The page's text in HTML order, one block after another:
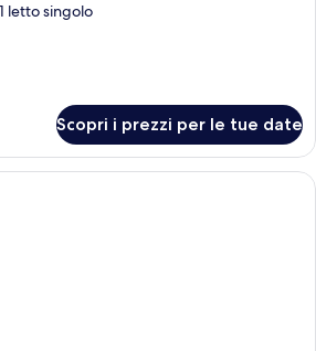
letto singolo
Scopri i prezzi per le tue date
Una camera d'albergo moderna con